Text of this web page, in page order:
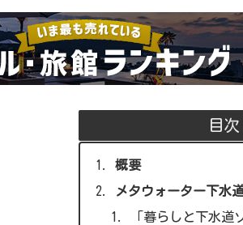
目次
概要
メタウォーター下水
「暮らしと下水道